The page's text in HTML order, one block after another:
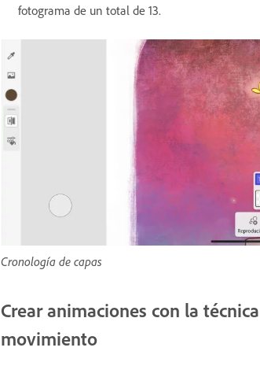
fotograma de un total de 13.
Cronología de capas
Crear animaciones con la
movimiento